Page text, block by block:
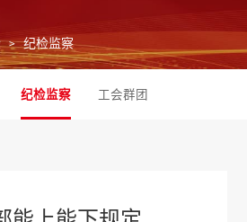
> 纪检监察
纪检监察 工会群团